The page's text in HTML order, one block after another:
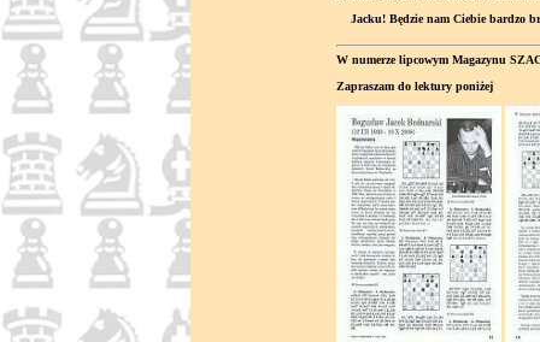
Jacku! Będzie nam Ciebie bardzo
W numerze lipcowym Magazynu
Zapraszam do lektury poniżej